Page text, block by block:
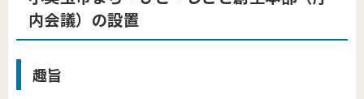
内会議）の設置
趣旨